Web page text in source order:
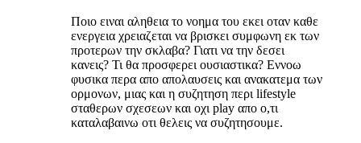
Ποιο ειναι αληθεια το νοημα του εκει οταν καθε
ενεργεια χρειαζεται να βρισκει συμφωνη εκ των
προτερων την σκλαβα? Γιατι να την δεσει
κανεις? Τι θα προσφερει ουσιαστικα? Εννοω
φυσικα περα απο απολαυσεις και ανακατεμα των
ορμονων, μιας και η συζητηση περι lifestyle
σταθερων σχεσεων και οχι play απο ο,τι
καταλαβαινω οτι θελεις να συζητησουμε.